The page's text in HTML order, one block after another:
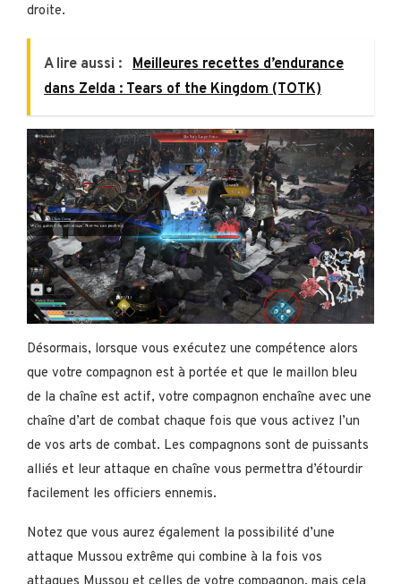
droite.
A lire aussi : Meilleures recettes d’endurance
dans Zelda : Tears of the Kingdom (TOTK)
Désormais, lorsque vous exécutez une compétence alors
que votre compagnon est à portée et que le maillon bleu
de la chaîne est actif, votre compagnon enchaîne avec une
chaîne d’art de combat chaque fois que vous activez l’un
de vos arts de combat. Les compagnons sont de puissants
alliés et leur attaque en chaîne vous permettra d’étourdir
facilement les officiers ennemis.
Notez que vous aurez également la possibilité d’une
attaque Mussou extrême qui combine à la fois vos